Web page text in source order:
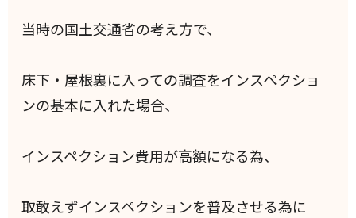
当時の国土交通省の考え方で、
床下・屋根裏に入っての調査をインスペクショ
ンの基本に入れた場合、
インスペクション費用が高額になる為、
取敢えずインスペクションを普及させる為に